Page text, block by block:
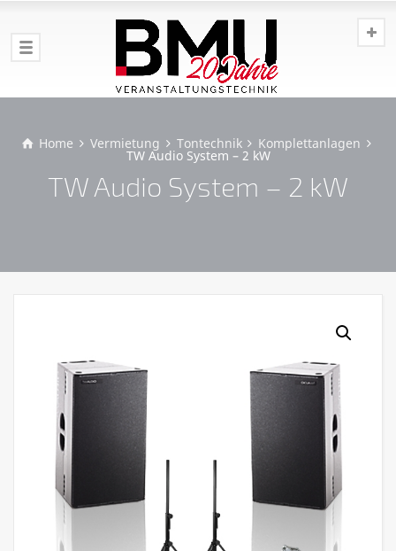
Home Vermietung Tontechnik Komplettanlagen
TW Audio System – 2 kW
TW Audio System – 2 kW